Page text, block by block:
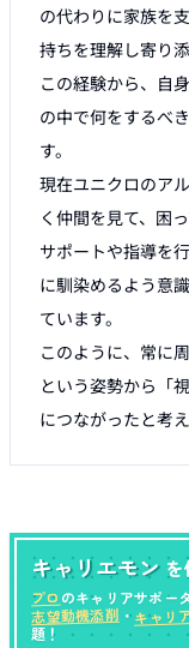
の代わりに家族を
持ちを理解し寄り
この経験から、自
の中で何をするべ
す。
現在ユニクロのア
く仲間を見て、困
サポートや指導を
に馴染めるよう意
ています。
このように、常に
という姿勢から「
につながったと考え
キャリエモン
プロ のキャリアサポー
志望動機添削 ・キャリ
題！